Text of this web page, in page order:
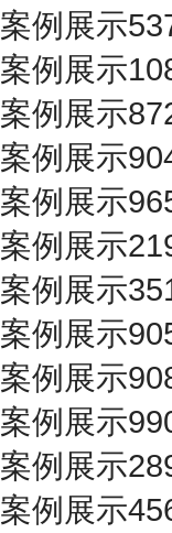
案例展示
案例展示
案例展示
案例展示
案例展示
案例展示
案例展示
案例展示
案例展示
案例展示
案例展示
案例展示